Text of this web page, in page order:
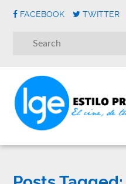
FACEBOOK TWITTER